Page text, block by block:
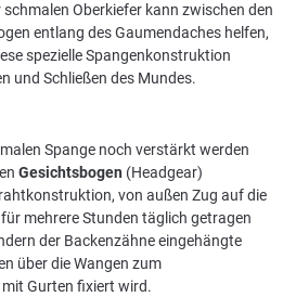
Oberkiefer kann zwischen den
entlang des Gaumendaches helfen,
spezielle Spangenkonstruktion
und Schließen des Mundes.
Spange noch verstärkt werden
Gesichtsbogen (Headgear)
von außen Zug auf die
mehrere Stunden täglich getragen
der Backenzähne eingehängte
über die Wangen zum
Gurten fixiert wird.